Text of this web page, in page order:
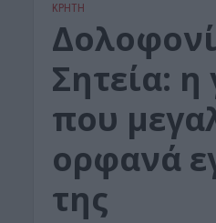
ΚΡΗΤΗ
Σητεία: η
που
ορφανά
της